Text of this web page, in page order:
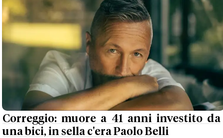
Correggio: muore a 41 anni investito da
una bici, in sella c'era Paolo Belli